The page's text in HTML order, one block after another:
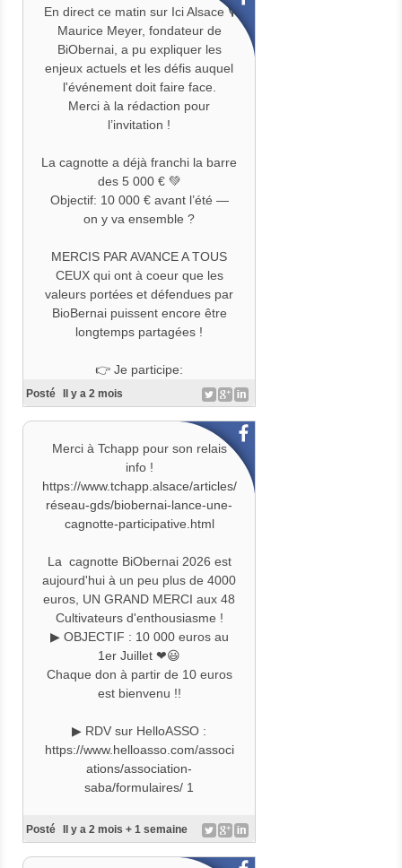
ations/association-
saba/formulaires/1
Devenir Cultivateur
d'enthousiasme
#BiObernai2026
#DevenezCultivateurDEnthousias
me
En direct ce matin sur Ici Alsace 🎙️
Maurice Meyer, fondateur de
BiObernai, a pu expliquer les
enjeux actuels et les défis auquel
l'événement doit faire face.
Merci à la rédaction pour
l’invitation !
La cagnotte a déjà franchi la barre
des 5 000 € 💚
Objectif: 10 000 € avant l’été —
on y va ensemble ?
MERCIS PAR AVANCE A TOUS
CEUX qui ont à coeur que les
valeurs portées et défendues par
BioBernai puissent encore être
longtemps partagées !
👉 Je participe:
https://www.helloasso.com/associ
ations/association-
saba/formulaires/1
helloasso.com
>▶️ Ecouter le passage:
https://www.radiofrance.fr/francebl
eu/podcasts/l-eco-d-ici-ici-
alsace/maurice-meyer-fondateur-
euros-de-budget-en-moins-
6472496
Posté Il y a 2 mois
Merci à Tchapp pour son relais
info !
https://www.tchapp.alsace/articles/
réseau-gds/biobernai-lance-une-
cagnotte-participative.html
La cagnotte BiObernai 2026 est
aujourd'hui à un peu plus de 4000
euros, UN GRAND MERCI aux 48
Cultivateurs d'enthousiasme !
▶ OBJECTIF : 10 000 euros au
1er Juillet ❤😃
Chaque don à partir de 10 euros
est bienvenu !!
▶ RDV sur HelloASSO :
https://www.helloasso.com/associ
ations/association-
saba/formulaires/ 1
Posté Il y a 2 mois + 1 semaine